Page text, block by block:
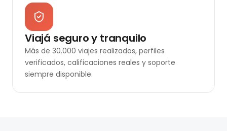
Viajá seguro y tranquilo
Más de 30.000 viajes realizados, perfiles
verificados, calificaciones reales y soporte
siempre disponible.